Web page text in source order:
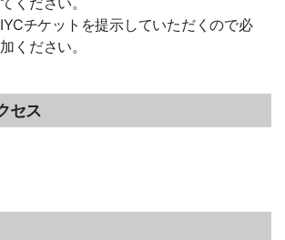
チケットを提示していただくので必
ください。
セス